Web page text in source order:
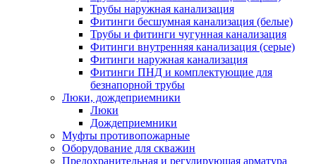
Трубы наружная канализация
Фитинги бесшумная канализация (белые)
Трубы и фитинги чугунная канализация
Фитинги внутренняя канализация (серые)
Фитинги наружная канализация
Фитинги ПНД и комплектующие для
безнапорной трубы
Люки, дождеприемники
Люки
Дождеприемники
Муфты противопожарные
Оборудование для скважин
Предохранительная и регулирующая арматура